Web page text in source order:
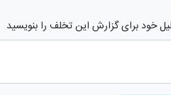
خود برای گزارش این تخلف را بنویسید